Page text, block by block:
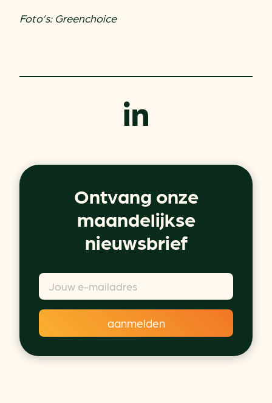
Foto’s: Greenchoice
Ontvang onze
maandelijkse
nieuwsbrief